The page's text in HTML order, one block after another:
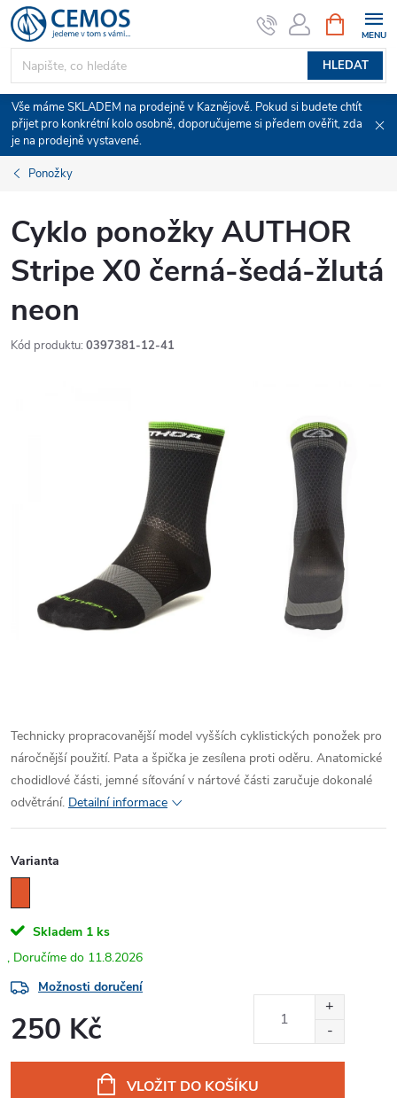
Přejít
na
obsah
HLEDAT
NÁKUPNÍ
KOŠÍK
Vše máme SKLADEM na prodejně v Kaznějově. Pokud si budete chtít
přijet pro konkrétní kolo osobně, doporučujeme si předem ověřit, zda
je na prodejně vystavené.
Ponožky
Cyklo ponožky AUTHOR
Stripe X0 černá-šedá-žlutá
neon
Kód produktu: 0397381-12-41
Technicky propracovanější model vyšších cyklistických ponožek pro
náročnější použití. Pata a špička je zesílena proti oděru. Anatomické
chodidlové části, jemné síťování v nártové části zaručuje dokonalé
odvětrání. Detailní informace
Varianta
Skladem 1 ks
11.8.2026
Možnosti doručení
250 Kč
VLOŽIT DO KOŠÍKU